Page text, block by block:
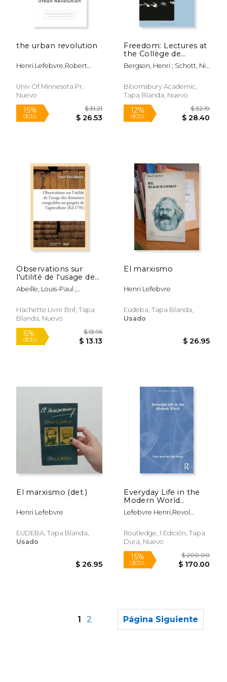
15%
dcto.
50%
dcto.
$ 32.89
the urban revolution
Henri Lefebvre,robert
Smith
Univ Of Minnesota Pr,
Nuevo
Freedom: Lectures at
the Collège de
France, 1904-1905 (en
Inglés)
Bergson, Henri ; Schott, Nils
Bloomsbury Academic,
Tapa Blanda, Nuevo
Observations sur
l'utilité de l'usage des
domaines
congéables au
l'agriculture (en
Francés)
Abeille, Louis-Paul ;
Tessier, Alexandre-Henri
Hachette Livre Bnf, Tapa
Blanda, Nuevo
El marxismo
Henri Lefebvre
Eudeba, Tapa Blanda,
Usado
El marxismo (det.)
Henri Lefebvre
EUDEBA, Tapa Blanda,
Usado
Everyday Life in the
Modern World
(Routledge Classics)
(en Inglés)
Lefebvre Henri,Revol
Routledge, 1 Edición, Tapa
Dura, Nuevo
1 2 Página Siguiente